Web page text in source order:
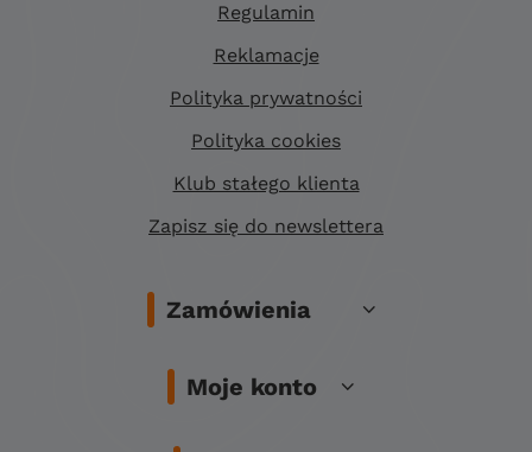
Regulamin
Reklamacje
Polityka prywatności
Polityka cookies
Klub stałego klienta
Zapisz się do newslettera
Zamówienia
Moje konto